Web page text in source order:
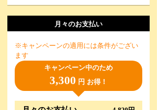
月々のお支払い
※キャンペーンの適用には条件がござい
ます
キャンペーン中のため
3,300 円 お得！